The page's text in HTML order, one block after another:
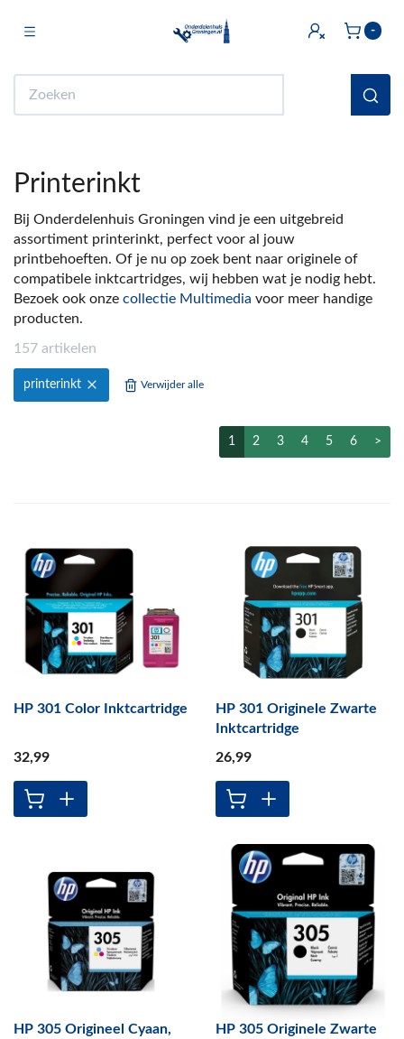
(Doe het zelf)
(Huishouden en Wonen)
(Sanitair)
(Keuken)
(Fiets)
(Witgoed Onderdelen)
Toggle navigation -
Printerinkt
Bij Onderdelenhuis Groningen vind je een uitgebreid
assortiment printerinkt, perfect voor al jouw
printbehoeften. Of je nu op zoek bent naar originele of
compatibele inktcartridges, wij hebben wat je nodig hebt.
Bezoek ook onze collectie Multimedia voor meer handige
producten.
157 artikelen
printerinkt Verwijder alle
1 2 3 4 5 6 >
HP 301 Color Inktcartridge
32,99
HP 301 Originele Zwarte
Inktcartridge
26,99
HP 305 Origineel Cyaan,
HP 305 Originele Zwarte